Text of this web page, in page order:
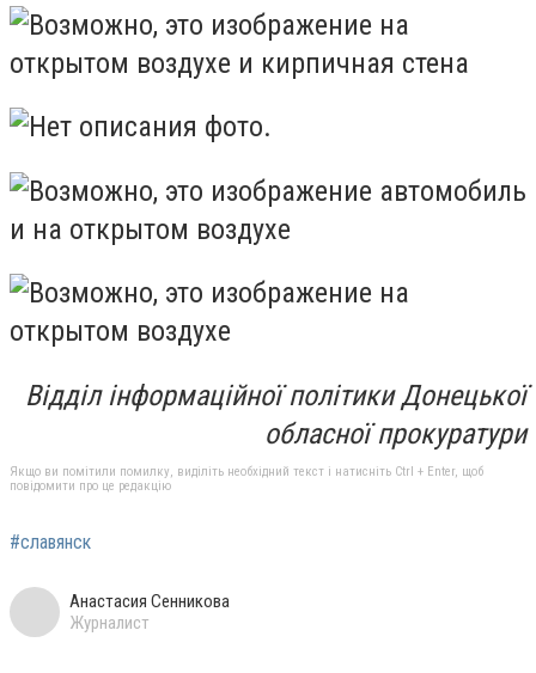
Відділ інформаційної політики Донецької
обласної прокуратури
Якщо ви помітили помилку, виділіть необхідний текст і натисніть Ctrl + Enter, щоб
повідомити про це редакцію
#славянск
Анастасия Сенникова
Журналист